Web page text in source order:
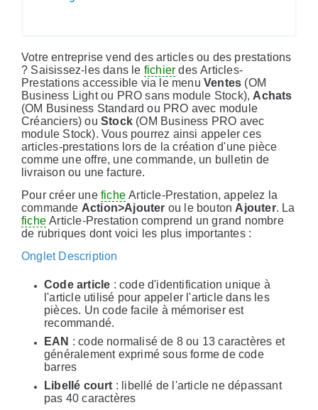
Votre entreprise vend des articles ou des prestations
? Saisissez-les dans le fichier des Articles-
Prestations accessible via le menu Ventes (OM
Business Light ou PRO sans module Stock), Achats
(OM Business Standard ou PRO avec module
Créanciers) ou Stock(OM Business PRO avec
module Stock). Vous pourrez ainsi appeler ces
articles-prestations lors de la création d'une pièce
comme une offre, une commande, un bulletin de
livraison ou une facture.
Pour créer une fiche Article-Prestation, appelez la
commande Action>Ajouter ou le bouton Ajouter. La
fiche Article-Prestation comprend un grand nombre
de rubriques dont voici les plus importantes :
Onglet Description
Code article : code d'identification unique à
l'article utilisé pour appeler l'article dans les
pièces. Un code facile à mémoriser est
recommandé.
EAN : code normalisé de 8 ou 13 caractères et
généralement exprimé sous forme de code
barres
Libellé court : libellé de l'article ne dépassant
pas 40 caractères